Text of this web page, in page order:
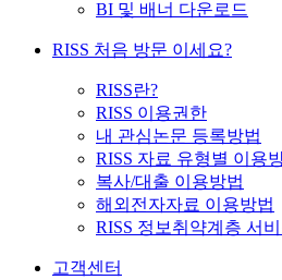
BI 및 배너 다운로드
RISS 처음 방문 이세요?
RISS란?
RISS 이용권한
내 관심논문 등록방법
RISS 자료 유형별 이용
복사/대출 이용방법
해외전자자료 이용방법
RISS 정보취약계층 서
고객센터